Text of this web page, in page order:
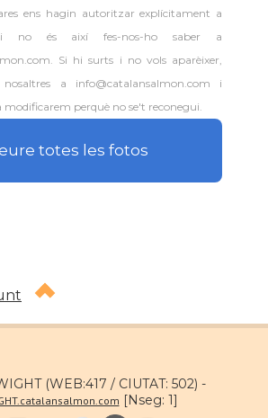
ens hagin autoritzar explícitament a
Si no és així fes-nos-ho saber a
Si hi surts i no vols aparèixer,
a info@catalansalmon.com i
perquè no se't reconegui.
totes les fotos
(WEB:417 / CIUTAT: 502) -
[Nseg: 1]